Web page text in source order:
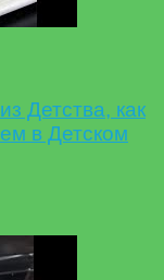
как
в Детском